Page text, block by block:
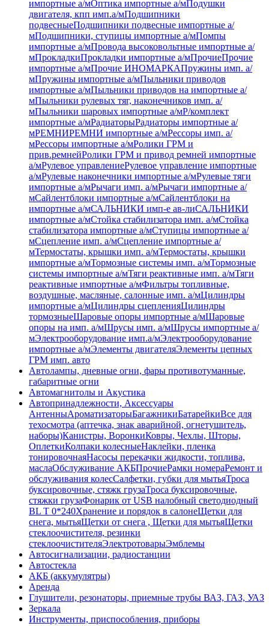
импортные а/мОптика импортные а/мПодушки
двигателя, кпп имп.а/мПодшипники
подвесныеПодшипники подвесные импортные а/
мПодшипники, ступицы импортные а/мПомпы
импортные а/мПровода высоковольтные импортные а/
мПрокладкиПрокладки импортные а/мПрочиеПрочие
импортные а/мПрочие ИНОМАРКАПружины имп. а/
мПружины импортные а/мПыльники приводов
импортные а/мПыльники приводов на импортные а/
мПыльники рулевых тяг, наконечников имп. а/
мПыльники шаровых импортные а/мР/комплект
импортные а/мРадиаторыРадиаторы импортные а/
мРЕМНИРЕМНИ импортные а/мРессоры имп. а/
мРессоры импортные а/мРолики ГРМ и
прив.ремнейРолики ГРМ и привод ремней импортные
а/мРулевое управлениеРулевое управление импортные
а/мРулевые наконечники импортные а/мРулевые тяги
импортные а/мРычаги имп. а/мРычаги импортные а/
мСайлентблоки импортные а/мСайлентблоки на
импортные а/мСАЛЬНИКИ имп-е ав-лиСАЛЬНИКИ
импортные а/мСтойка стабилизатора имп. а/мСтойка
стабилизатора импортные а/мСтупицы импортные а/
мСцепление имп. а/мСцепление импортные а/
мТермостаты, крышки имп. а/мТермостаты, крышки
импортные а/мТормозные системы имп. а/мТормозные
системы импортные а/мТяги реактивные имп. а/мТяги
реактивные импортные а/мФильтры топливные,
воздушные, масляные, салонные имп. а/мЦилиндры
импортные а/мЦилиндры сцепленияЦилиндры
тормозныеШаровые опоры импортные а/мШаровые
опоры на имп. а/мШрусы имп. а/мШрусы импортные а/
мЭлектрооборудование имп.а/мЭлектрооборудование
импортные а/мЭлементы двигателяЭлементы цепных
ГРМ имп. авто
Автолампы, дневные огни, фары противотуманные,
габаритные огни
Автомагнитолы и Акустика
Автопринадлежности, Аксессуары
АнтенныАроматизаторыБагажникиБатарейкиВсе для
техосмотра (аптечка, знак аварийной, огнетушитель,
наборы)Канистры, ВоронкиКовры, Чехлы, Шторы,
ОплеткиКолпаки колесныеНаклейки, пленка
тонировочнаяНасосы перекачки жидкости, топлива,
маслаОбслуживание АКБПрочиеРамки номераРемонт и
обслуживания колесСалфетки, губки для мытьяТроса
буксировочные, стяжк грузаТроса буксировочные,
стяжки грузаФонарик от USB налобный светодиодный
BL T 0*240Хранение и порядок в салонеЩетки для
снега, мытьяЩетки от снега , Щетки для мытьяЩетки
стеклоочистителя, резинки
стеклоочистителяЭлектротоварыЭмблемы
Автосигнализации, радиостанции
Автостекла
АКБ (аккумулятры)
Аренда
Глушители, резонаторы, приемные трубы ВАЗ, ГАЗ, УАЗ
Зеркала
Инструменты, приспособления, приборы